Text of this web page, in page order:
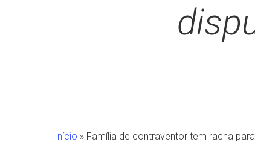
Início » Família de contraventor tem racha